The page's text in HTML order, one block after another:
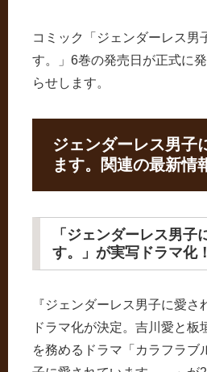
コミック「ジェンダーレス男
す。」6巻の発売日が正式に
らせします。
ジェンダーレス男子
ます。関連の最新情
「ジェンダーレス男子
す。」が実写ドラマ化！
『ジェンダーレス男子に愛
ドラマ化が決定。吉川愛と板
を務めるドラマ「カラフラブ